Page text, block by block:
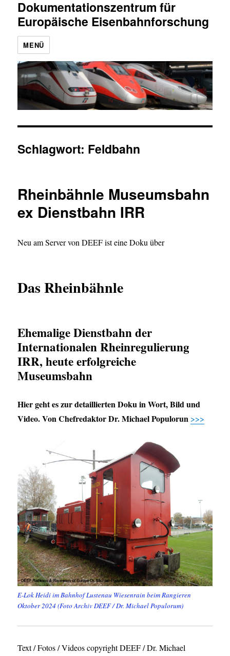
Dokumentationszentrum für
Europäische Eisenbahnforschung
MENÜ
Schlagwort: Feldbahn
Rheinbähnle Museumsbahn
ex Dienstbahn IRR
Neu am Server von DEEF ist eine Doku über
Das Rheinbähnle
Ehemalige Dienstbahn der
Internationalen Rheinregulierung
IRR, heute erfolgreiche
Museumsbahn
Hier geht es zur detaillierten Doku in Wort, Bild und
Video. Von Chefredaktor Dr. Michael Populorun >>>
E-Lok Heidi im Bahnhof Lustenau Wiesenrain beim Rangieren
Oktober 2024 (Foto Archiv DEEF / Dr. Michael Populorum)
Text / Fotos / Videos copyright DEEF / Dr. Michael